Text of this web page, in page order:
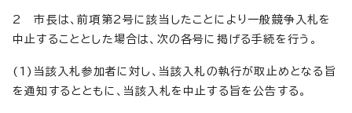
2 市長は、前項第2号に該当したことにより一般競争入札を
中止することとした場合は、次の各号に掲げる手続を行う。
(1)当該入札参加者に対し、当該入札の執行が取止めとなる旨
を通知するとともに、当該入札を中止する旨を公告する。